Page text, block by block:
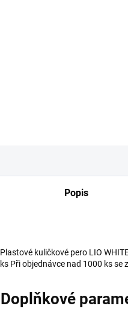
Popis
Plastové kuličkové pero LIO
ks Při objednávce nad 1000 ks se
Doplňkové